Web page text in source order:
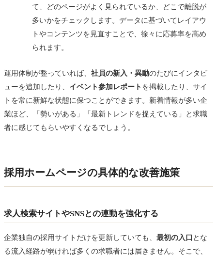
て、どのページがよく見られているか、どこで離脱が
多いかをチェックします。データに基づいてレイアウ
トやコンテンツを見直すことで、徐々に応募率を高め
られます。
運用体制が整っていれば、 社員の新入・異動のたびにインタビ
ューを追加したり、 イベント参加レポート を掲載したり、サイ
トを常に新鮮な状態に保つことができます。新着情報が多い企
業ほど、「勢いがある」「最新トレンドを捉えている」と求職
者に感じてもらいやすくなるでしょう。
採用ホームページの具体的な改善施策
求人検索サイトやSNSとの連動を強化する
企業独自の採用サイトだけを更新していても、 最初の入口 とな
る流入経路が弱ければ多くの求職者には届きません。そこで、